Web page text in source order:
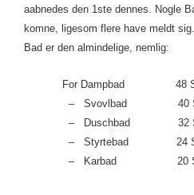
aabnedes den 1ste dennes. Nogle
komne, ligesom flere have meldt
Bad er den almindelige, nemlig:
For Dampbad 48
– Svovlbad 40
– Duschbad 32
– Styrtebad 24
– Karbad 20